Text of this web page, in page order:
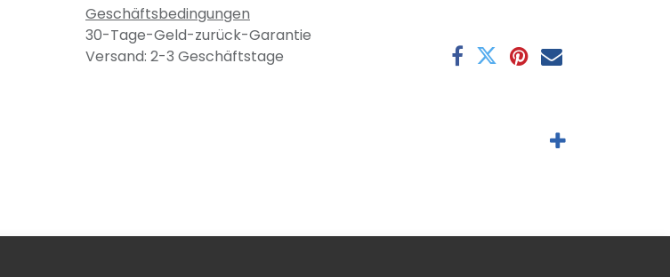
Geschäftsbedingungen
30-Tage-Geld-zurück-Garantie
Versand: 2-3 Geschäftstage